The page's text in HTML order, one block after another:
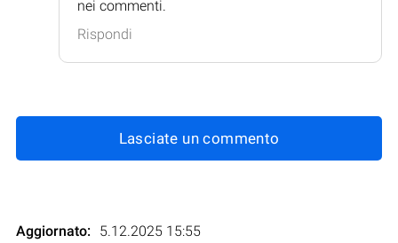
nei commenti.
Rispondi
Lasciate un commento
Aggiornato: 5.12.2025 15:55